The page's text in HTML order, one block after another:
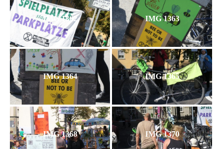
IMG 1362 IMG 1363
IMG 1364 IMG 1365
IMG 1368 IMG 1370